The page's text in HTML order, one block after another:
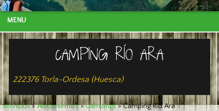
MENU
CAMPING RÍO ARA
222376 Torla-Ordesa (Huesca)
Servicios>Alojamientos>Campings>Camping Río Ara